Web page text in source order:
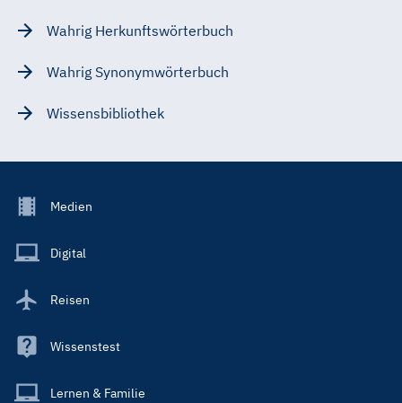
Wahrig Herkunftswörterbuch
Wahrig Synonymwörterbuch
Wissensbibliothek
Footer
Main
Medien
Digital
Reisen
Wissenstest
Lernen & Familie